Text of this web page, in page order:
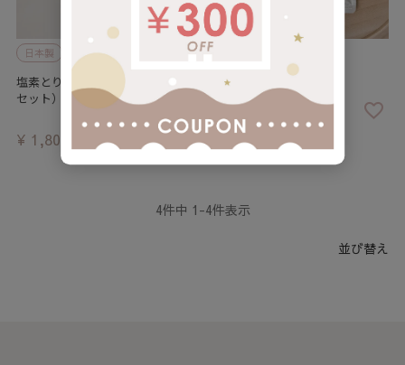
日本製 メール便
塩素とります120錠 （60錠×2
セット）
¥ 1,800
塩素とります 60錠
¥ 1,100 税込
並び替え
4件中 1 -4件表示